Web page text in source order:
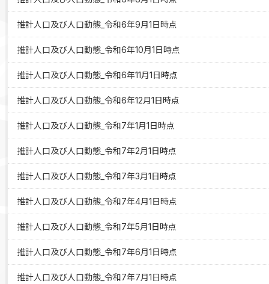
推計人口及び人口動態_令和6年9月1日時点
推計人口及び人口動態_令和6年10月1日時点
推計人口及び人口動態_令和6年11月1日時点
推計人口及び人口動態_令和6年12月1日時点
推計人口及び人口動態_令和7年1月1日時点
推計人口及び人口動態_令和7年2月1日時点
推計人口及び人口動態_令和7年3月1日時点
推計人口及び人口動態_令和7年4月1日時点
推計人口及び人口動態_令和7年5月1日時点
推計人口及び人口動態_令和7年6月1日時点
推計人口及び人口動態_令和7年7月1日時点